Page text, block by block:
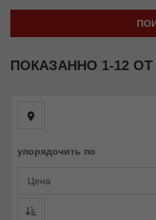
ПОКАЗАННО 1-12 ОТ
упорядочить по